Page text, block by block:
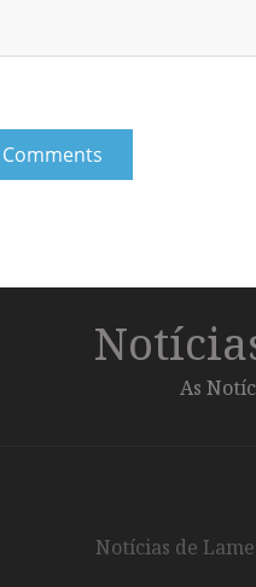
As
Notícias de